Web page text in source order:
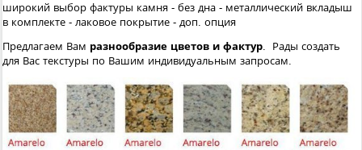
широкий выбор фактуры камня - без дна - металлический вкладыш
в комплекте - лаковое покрытие - доп. опция
Предлагаем Вам разнообразие цветов и фактур . Рады создать
для Вас текстуры по Вашим индивидуальным запросам.